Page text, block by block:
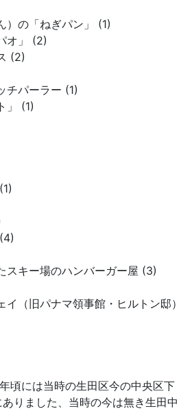
）の「ねぎパン」 (1)
オ」 (2)
(2)
チパーラー (1)
」 (1)
スキー場のハンバーガー屋 (3)
（旧パナマ領事館・ヒルトン邸）
頃には当時の生田区今の中央区下
りました、当時の今は無き生田中